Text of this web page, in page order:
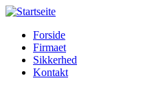
Forside
Firmaet
Sikkerhed
Kontakt